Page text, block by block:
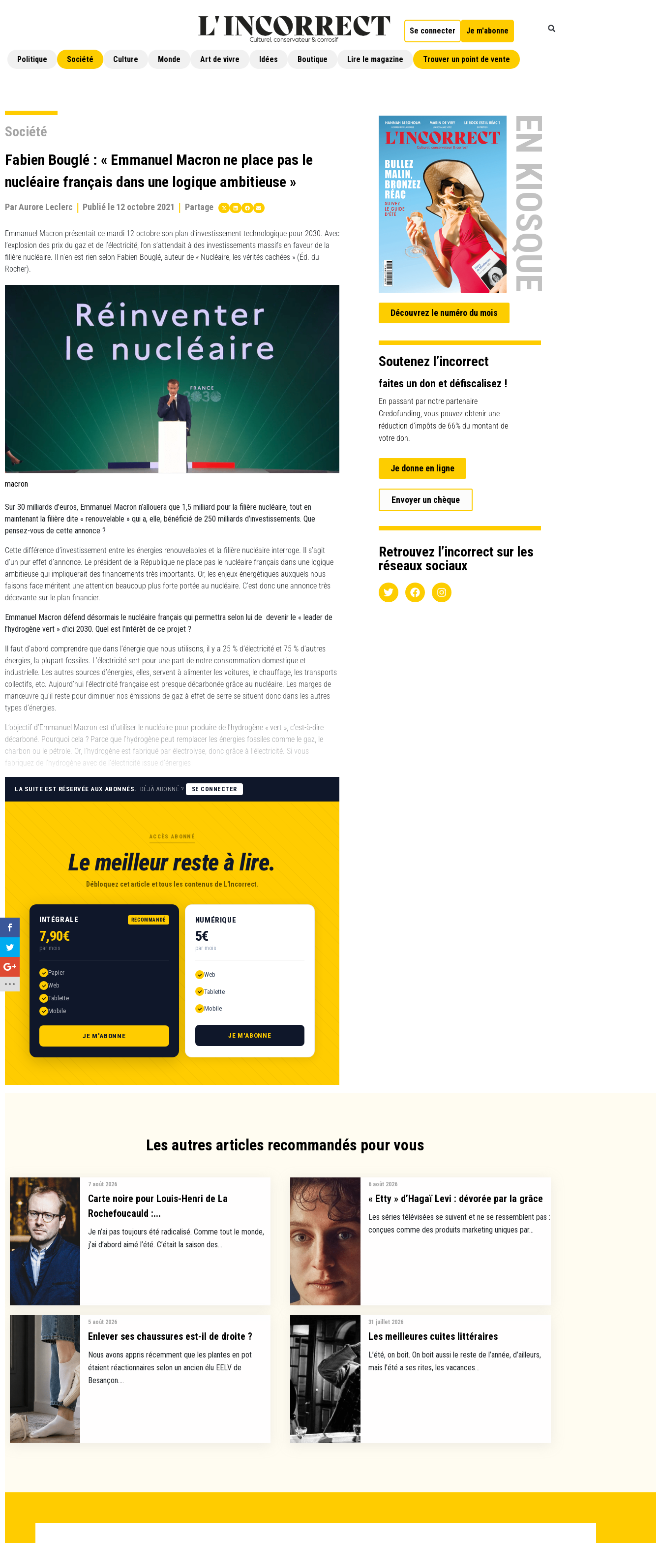
Se connecter Je m'abonne
Politique Société Culture Monde Art de vivre Idées Boutique Lire le magazine Trouver un point de vente
Société
Fabien Bouglé : « Emmanuel Macron ne place pas le
nucléaire français dans une logique ambitieuse »
ParAurore Leclerc Publié le12 octobre 2021 Partage
Emmanuel Macron présentait ce mardi 12 octobre son plan d’investissement technologique pour 2030. Avec
l’explosion des prix du gaz et de l’électricité, l’on s’attendait à des investissements massifs en faveur de la
filière nucléaire. Il n’en est rien selon Fabien Bouglé, auteur de « Nucléaire, les vérités cachées » (Éd. du
Rocher).
macron
Sur 30 milliards d’euros, Emmanuel Macron n’allouera que 1,5 milliard pour la filière nucléaire, tout en
maintenant la filière dite « renouvelable » qui a, elle, bénéficié de 250 milliards d’investissements. Que
pensez-vous de cette annonce ?
Cette différence d’investissement entre les énergies renouvelables et la filière nucléaire interroge. Il s’agit
d’un pur effet d’annonce. Le président de la République ne place pas le nucléaire français dans une logique
ambitieuse qui impliquerait des financements très importants. Or, les enjeux énergétiques auxquels nous
faisons face méritent une attention beaucoup plus forte portée au nucléaire. C’est donc une annonce très
décevante sur le plan financier.
Emmanuel Macron défend désormais le nucléaire français qui permettra selon lui de devenir le « leader de
l’hydrogène vert » d’ici 2030. Quel est l’intérêt de ce projet ?
Il faut d’abord comprendre que dans l’énergie que nous utilisons, il y a 25 % d’électricité et 75 % d’autres
énergies, la plupart fossiles. L’électricité sert pour une part de notre consommation domestique et
industrielle. Les autres sources d’énergies, elles, servent à alimenter les voitures, le chauffage, les transports
collectifs, etc. Aujourd’hui l’électricité française est presque décarbonée grâce au nucléaire. Les marges de
manœuvre qu’il reste pour diminuer nos émissions de gaz à effet de serre se situent donc dans les autres
types d’énergies.
L’objectif d’Emmanuel Macron est d’utiliser le nucléaire pour produire de l’hydrogène « vert », c’est-à-dire
décarboné. Pourquoi cela ? Parce que l’hydrogène peut remplacer les énergies fossiles comme le gaz, le
charbon ou le pétrole. Or, l’hydrogène est fabriqué par électrolyse, donc grâce à l’électricité. Si vous
fabriquez de l’hydrogène avec de l’électricité issue d’énergies
LA SUITE EST RÉSERVÉE AUX ABONNÉS. DÉJÀ ABONNÉ ? SE CONNECTER
ACCÈS ABONNÉ
Le meilleur reste à lire.
Débloquez cet article et tous les contenus de L'Incorrect.
INTÉGRALE RECOMMANDÉ
7,90€
par mois
Papier
Web
Tablette
Mobile
JE M'ABONNE
NUMÉRIQUE
5€
par mois
Web
Tablette
Mobile
JE M'ABONNE
EN KIOSQUE
Découvrez le numéro du mois
Soutenez l’incorrect
faites un don et défiscalisez !
En passant par notre partenaire
Credofunding, vous pouvez obtenir une
réduction d’impôts de 66% du montant de
votre don.
Je donne en ligne
Envoyer un chèque
Retrouvez l’incorrect sur les
réseaux sociaux
Les autres articles recommandés pour vous​
7 août 2026
Carte noire pour Louis-Henri de La
Rochefoucauld :...
Je n’ai pas toujours été radicalisé. Comme tout le monde,
j’ai d’abord aimé l’été. C’était la saison des...
6 août 2026
« Etty » d’Hagaï Levi : dévorée par la grâce
Les séries télévisées se suivent et ne se ressemblent pas :
conçues comme des produits marketing uniques par...
5 août 2026
Enlever ses chaussures est-il de droite ?
Nous avons appris récemment que les plantes en pot
étaient réactionnaires selon un ancien élu EELV de
Besançon....
31 juillet 2026
Les meilleures cuites littéraires
L’été, on boit. On boit aussi le reste de l’année, d’ailleurs,
mais l’été a ses rites, les vacances...